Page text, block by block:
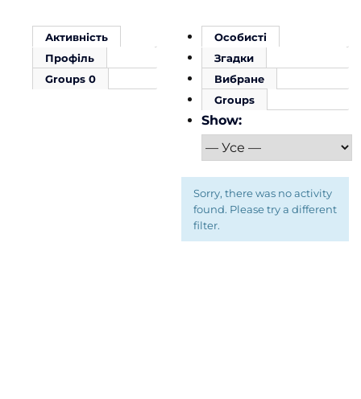
Активність
Профіль
Groups 0
Особисті
Згадки
Вибране
Groups
Show:
Sorry, there was no activity
found. Please try a different
filter.